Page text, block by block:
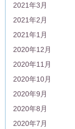
2021年3月
2021年2月
2021年1月
2020年12月
2020年11月
2020年10月
2020年9月
2020年8月
2020年7月